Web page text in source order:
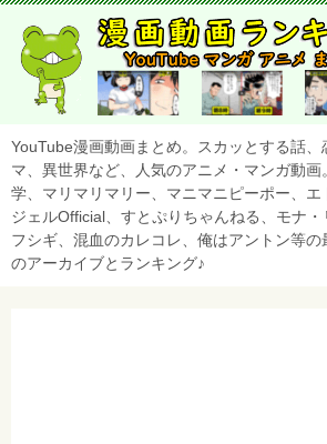
YouTube漫画動画まとめ。スカッとする話、
マ、異世界など、人気のアニメ・マンガ動画
学、マリマリマリー、マニマニピーポー、エ
ジェルOfficial、すとぷりちゃんねる、モナ・
フシギ、混血のカレコレ、俺はアントン等
のアーカイブとランキング♪